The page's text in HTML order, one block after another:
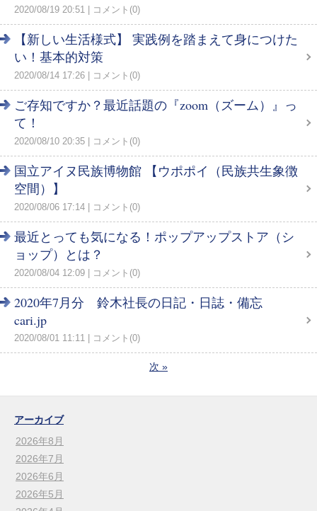
2020/08/19 20:51 コメント(0)
【新しい生活様式】 実践例を踏まえて身につけた
い！基本的対策
2020/08/14 17:26 コメント(0)
ご存知ですか？最近話題の『zoom（ズーム）』っ
て！
2020/08/10 20:35 コメント(0)
国立アイヌ民族博物館 【ウポポイ（民族共生象徴
空間）】
2020/08/06 17:14 コメント(0)
最近とっても気になる！ポップアップストア（シ
ョップ）とは？
2020/08/04 12:09 コメント(0)
2020年7月分 鈴木社長の日記・日誌・備忘
cari.jp
2020/08/01 11:11 コメント(0)
次 »
アーカイブ
2026年8月
2026年7月
2026年6月
2026年5月